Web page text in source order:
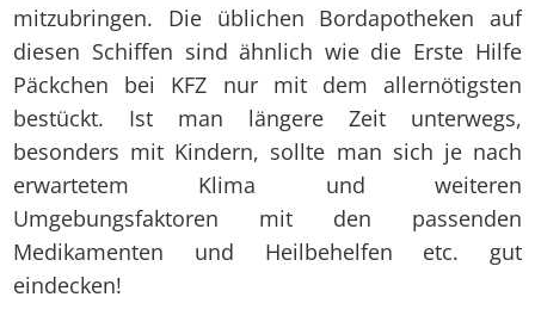
mitzubringen. Die üblichen Bordapotheken auf
diesen Schiffen sind ähnlich wie die Erste Hilfe
Päckchen bei KFZ nur mit dem allernötigsten
bestückt. Ist man längere Zeit unterwegs,
besonders mit Kindern, sollte man sich je nach
erwartetem Klima und weiteren
Umgebungsfaktoren mit den passenden
Medikamenten und Heilbehelfen etc. gut
eindecken!